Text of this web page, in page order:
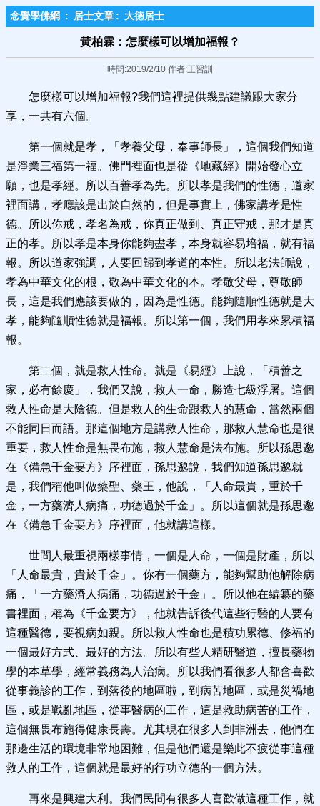
念覺學佛網 : 居士文章 : 大德居士
黃柏霖：怎麼樣可以增加福報？
時間:2019/2/10 作者:王習訓
怎麼樣可以增加福報?我們這裡提供幾點建議跟大家分
享，一共有六個。
第一個就是孝，「孝養父母，奉事師長」，這個我們知道
是淨業三福第一福。佛門裡面也是從《地藏經》開始發心立
願，也是孝經。所以百善孝為先。所以孝是我們的性德，道家
裡面講，孝應該是出於自然的，但是事實上，佛家講孝是性
德。所以你戒，孝名為戒，你真正做到、真正守戒，那才是真
正的孝。所以孝是本身你能夠盡孝，本身就容易培福，就有福
報。所以道家強調，人要回歸到孝道的本性。所以老法師說，
孝為中華文化的根，敬為中華文化的本。孝敬父母，尊敬師
長，這是我們應該要做的，因為是性德。能夠隨順性德就是大
孝，能夠隨順性德就是福報。所以第一個，我們用孝來累積福
報。
第二個，就是救人性命。就是《易經》上說，「積善之
家，必有餘慶」，我們又說，救人一命，勝造七級浮屠。這個
救人性命是大陰德。但是救人的生命跟救人的慧命，當然兩個
不能同日而語。那這個地方是講救人性命，那救人慧命也是很
重要，救人性命是無畏布施，救人慧命是法布施。所以孫思邈
在《備急千金要方》序裡面，孫思邈說，我們知道孫思邈就
是，我們稱他叫做藥聖、藥王，他說，「人命最貴，重於千
金，一方藥濟人病痛，功德過於千金」。所以這個就是孫思邈
在《備急千金要方》序裡面，他就講這樣。
世間人最重視兩樣事情，一個是人命，一個是財產，所以
「人命最貴，貴於千金」。你有一個藥方，能夠幫助他解除病
痛，「一方藥濟人病痛，功德過於千金」。所以他在編纂的藥
書裡面，稱為《千金要方》，他就告訴後代這些行醫的人要有
這種醫德，要視病如親。所以救人性命也是積功累德、修福的
一個最好方式、最好的方法。所以有些人精研醫道，擅長藥物
學的本草學，經常義務為人治病。所以我們看很多人都會喜歡
從事義診的工作，到落後的地區啦，到病苦地區，或是災禍地
區，或是戰亂地區，從事醫病的工作，這是救助病苦的工作，
這個無畏布施得健康長壽。尤其現在很多人到非洲去，他們在
那邊生活的環境非常地困難，但是他們還是樂此不疲從事這種
救人的工作，這個就是最好的行功立德的一個方法。
再來是興建大利。我們民間有很多人喜歡做這種工作，就